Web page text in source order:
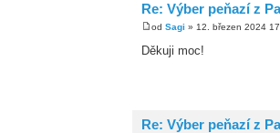
Re: Výber peňazí z
od Sagi » 12. březen 2024
Děkuji moc!
Re: Výber peňazí z